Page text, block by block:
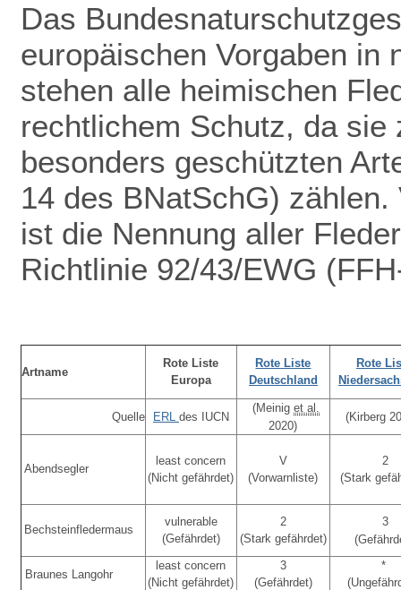
Das
europäischen Vorgaben in
stehen alle heimischen
rechtlichem Schutz, da sie
besonders geschützten
14 des BNatSchG)
ist die Nennung aller
Richtlinie 92/43/EWG
Artname
Rote Liste
Europa
Rote Liste
Deutschland
Rote
Quelle ERL des IUCN
(Meinig et al.
2020)
(Kirberg
Abendsegler
least concern
(Nicht gefährdet)
V
(Vorwarnliste)
2
(Stark
Bechsteinfledermaus
vulnerable
(Gefährdet)
2
(Stark gefährdet)
3
Braunes Langohr
least concern
(Nicht gefährdet)
3
(Gefährdet)
*